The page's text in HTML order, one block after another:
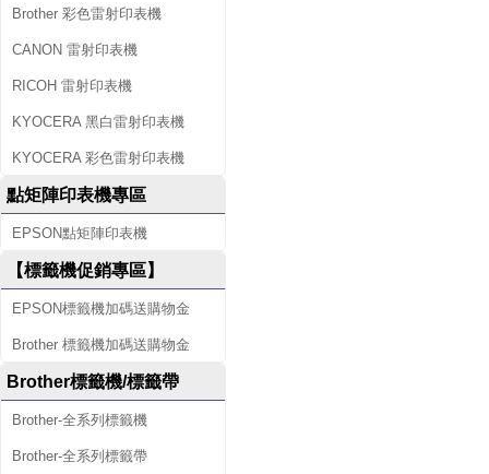
Brother 彩色雷射印表機
CANON 雷射印表機
RICOH 雷射印表機
KYOCERA 黑白雷射印表機
KYOCERA 彩色雷射印表機
點矩陣印表機專區
EPSON點矩陣印表機
【標籤機促銷專區】
EPSON標籤機加碼送購物金
Brother 標籤機加碼送購物金
Brother標籤機/標籤帶
Brother-全系列標籤機
Brother-全系列標籤帶